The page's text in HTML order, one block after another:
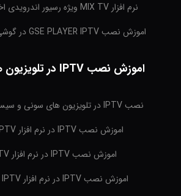
نرم افزار MIX TV ویژه رسیور اندرویدی اختصاصی IPTV
اموزش نصب GSE PLAYER IPTV در گوشی های ایفون IOS
اموزش نصب IPTV در تلویزیون های هوشمند
نصب IPTV در تلویزیون های سونی و سیستم عامل اندروید
اموزش نصب IPTV در نرم افزار SMART IPTV
اموزش نصب IPTV در نرم افزار SET IPTV
اموزش نصب IPTV در نرم افزار SMARTER IPTV